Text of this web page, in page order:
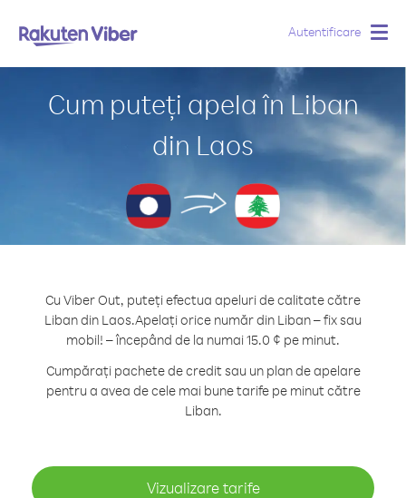
Autentificare
Cum puteți apela în Liban
din Laos
Cu Viber Out, puteți efectua apeluri de calitate către
Liban din Laos.Apelați orice număr din Liban – fix sau
mobil! – începând de la numai 15.0 ¢ pe minut.
Cumpărați pachete de credit sau un plan de apelare
pentru a avea de cele mai bune tarife pe minut către
Liban.
Vizualizare tarife